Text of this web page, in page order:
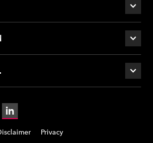
LinkedIn
Privacy